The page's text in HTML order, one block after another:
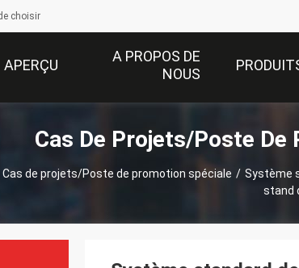
choisir
APERÇU
A PROPOS DE
NOUS
Cas De Projets/Poste
Cas de projets/Poste de promotion spéciale / Système
stand